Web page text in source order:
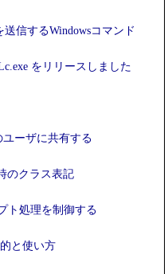
信するWindowsコマンド
をリリースしました
ーザに共有する
のクラス表記
ト処理を制御する
と使い方